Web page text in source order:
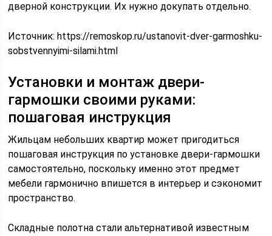
дверной конструкции. Их нужно докупать отдельно.
Источник:https://remoskop.ru/ustanovit-dver-garmoshku-
sobstvennyimi-silami.html
Установки и монтаж двери-
гармошки своими руками:
пошаговая инструкция
Жильцам небольших квартир может пригодиться
пошаговая инструкция по установке двери-гармошки
самостоятельно, поскольку именно этот предмет
мебели гармонично впишется в интерьер и сэкономит
пространство.
Складные полотна стали альтернативой известным